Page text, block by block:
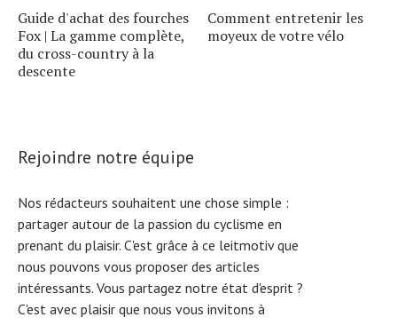
Guide d'achat des fourches
Fox | La gamme complète,
du cross-country à la
descente
Comment entretenir les
moyeux de votre vélo
Rejoindre notre équipe
Nos rédacteurs souhaitent une chose simple :
partager autour de la passion du cyclisme en
prenant du plaisir. C'est grâce à ce leitmotiv que
nous pouvons vous proposer des articles
intéressants. Vous partagez notre état d'esprit ?
C'est avec plaisir que nous vous invitons à